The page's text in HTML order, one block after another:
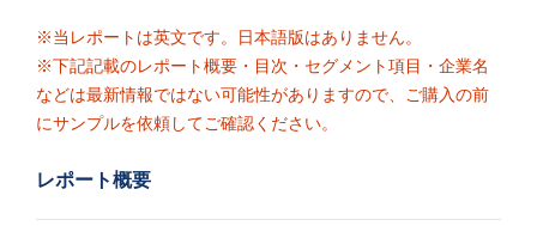
※当レポートは英文です。日本語版はありません。
※下記記載のレポート概要・目次・セグメント項目・企業名
などは最新情報ではない可能性がありますので、ご購入の前
にサンプルを依頼してご確認ください。
レポート概要